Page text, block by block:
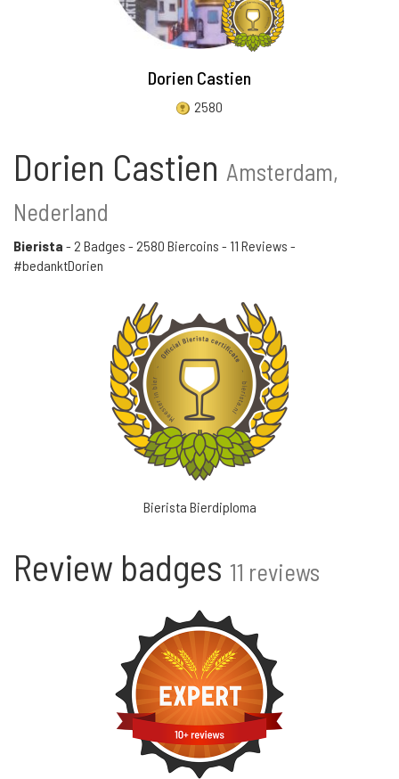
Dorien Castien
2580
Dorien Castien Amsterdam,
Nederland
Bierista - 2 Badges - 2580 Biercoins - 11 Reviews -
#bedanktDorien
Bierista Bierdiploma
Review badges 11 reviews